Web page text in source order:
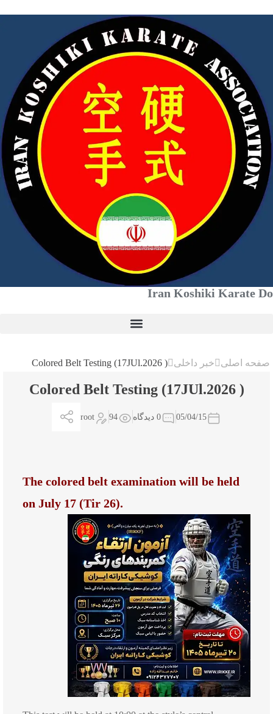
Iran Koshiki Karate Do
صفحه اصلی خبر داخلی ( 17JUl.2026) Colored Belt Testing
( 17JUl.2026) Colored Belt Testing
05/04/15 0 دیدگاه 94
root
The colored belt examination will be held
on July 17 (Tir 26).